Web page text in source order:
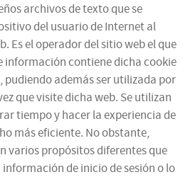
archivos de texto que se
del usuario de Internet al
Es el operador del sitio web el que
información contiene dicha cookie
pudiendo además ser utilizada por
que visite dicha web. Se utilizan
tiempo y hacer la experiencia de
más eficiente. No obstante,
varios propósitos diferentes que
de inicio de sesión o lo